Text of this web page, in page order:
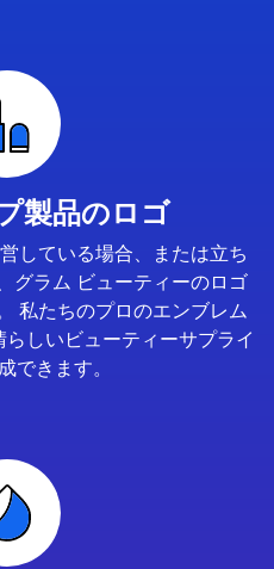
製品のロゴ
している場合、または立ち
グラム ビューティーのロゴ
私たちのプロのエンブレム
しいビューティーサプライ
できます。